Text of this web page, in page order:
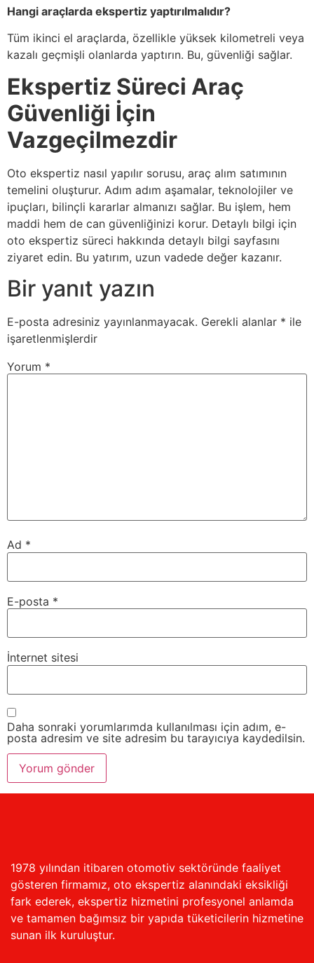
Hangi araçlarda ekspertiz yaptırılmalıdır?
Tüm ikinci el araçlarda, özellikle yüksek kilometreli veya
kazalı geçmişli olanlarda yaptırın. Bu, güvenliği sağlar.
Ekspertiz Süreci Araç
Güvenliği İçin
Vazgeçilmezdir
Oto ekspertiz nasıl yapılır sorusu, araç alım satımının
temelini oluşturur. Adım adım aşamalar, teknolojiler ve
ipuçları, bilinçli kararlar almanızı sağlar. Bu işlem, hem
maddi hem de can güvenliğinizi korur. Detaylı bilgi için
oto ekspertiz süreci hakkında detaylı bilgi sayfasını
ziyaret edin. Bu yatırım, uzun vadede değer kazanır.
Bir yanıt yazın
E-posta adresiniz yayınlanmayacak. Gerekli alanlar * ile
işaretlenmişlerdir
Yorum *
Ad *
E-posta *
İnternet sitesi
Daha sonraki yorumlarımda kullanılması için adım, e-
posta adresim ve site adresim bu tarayıcıya kaydedilsin.
1978 yılından itibaren otomotiv sektöründe faaliyet
gösteren firmamız, oto ekspertiz alanındaki eksikliği
fark ederek, ekspertiz hizmetini profesyonel anlamda
ve tamamen bağımsız bir yapıda tüketicilerin hizmetine
sunan ilk kuruluştur.